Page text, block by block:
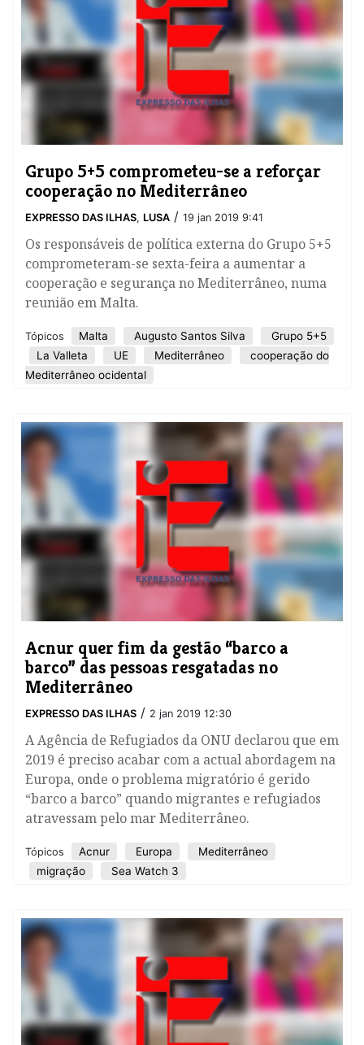
Grupo 5+5 comprometeu-se a reforçar
cooperação no Mediterrâneo
EXPRESSO DAS ILHAS, LUSA / 19 jan 2019 9:41
Os responsáveis de política externa do Grupo 5+5
comprometeram-se sexta-feira a aumentar a
cooperação e segurança no Mediterrâneo, numa
reunião em Malta.
Tópicos Malta Augusto Santos Silva
Grupo 5+5
La Valleta
UE Mediterrâneo
cooperação do
Mediterrâneo ocidental
​Acnur quer fim da gestão “barco a
barco” das pessoas resgatadas no
Mediterrâneo
EXPRESSO DAS ILHAS / 2 jan 2019 12:30
A Agência de Refugiados da ONU declarou que em
2019 é preciso acabar com a actual abordagem na
Europa, onde o problema migratório é gerido
“barco a barco” quando migrantes e refugiados
atravessam pelo mar Mediterrâneo.
Tópicos ​Acnur Europa
Mediterrâneo
migração
Sea Watch 3